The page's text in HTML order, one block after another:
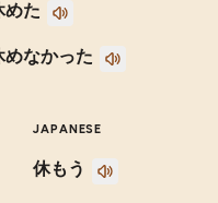
めた
めなかった
JAPANESE
休もう